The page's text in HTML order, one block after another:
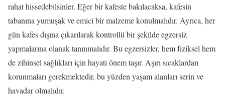
rahat hissedebilsinler. Eğer bir kafeste bakılacaksa, kafesin
tabanına yumuşak ve emici bir malzeme konulmalıdır. Ayrıca, her
gün kafes dışına çıkarılarak kontrollü bir şekilde egzersiz
yapmalarına olanak tanınmalıdır. Bu egzersizler, hem fiziksel hem
de zihinsel sağlıkları için hayati önem taşır. Aşırı sıcaklardan
korunmaları gerekmektedir, bu yüzden yaşam alanları serin ve
havadar olmalıdır.